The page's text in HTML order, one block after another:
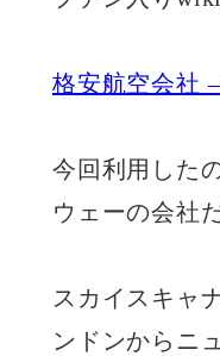
格安航空会社
今回利用した
ウェーの会社
スカイスキャ
ンドンからニ